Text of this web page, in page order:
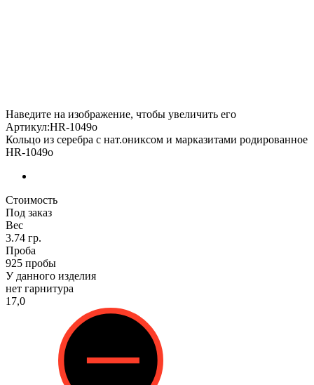
Наведите на изображение, чтобы увеличить его
Артикул:HR-1049о
Кольцо из серебра с нат.ониксом и марказитами родированное
HR-1049о
Стоимость
Под заказ
Вес
3.74 гр.
Проба
925 пробы
У данного изделия
нет гарнитура
17,0